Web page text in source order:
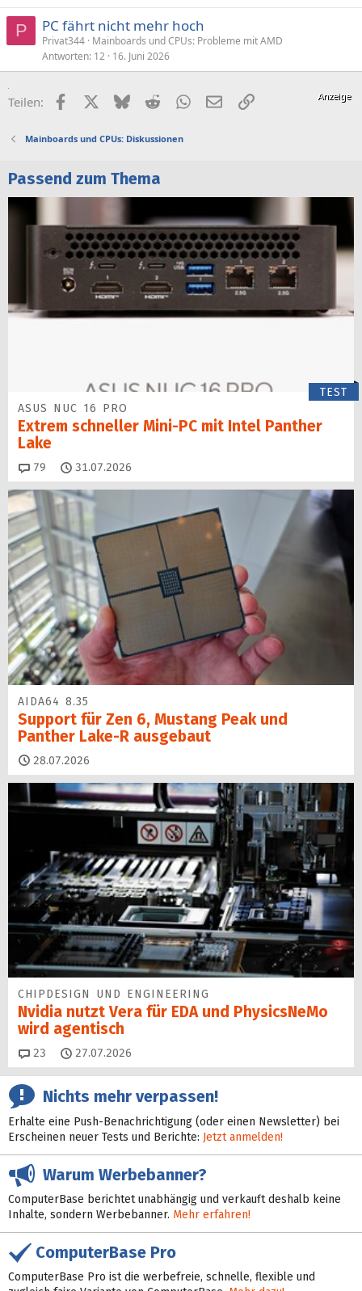
P PC fährt nicht mehr hoch
Privat344 Mainboards und CPUs: Probleme mit AMD
Antworten 12 16. Juni 2026
Teilen: FacebookX (Twitter)
BlueskyRedditWhatsApp
E-MailLink
Mainboards und CPUs: Diskussionen
Passend zum Thema
TEST
ASUS NUC 16 PRO
Extrem schneller Mini-PC mit Intel Panther
Lake
79 Kommentare
31.07.2026
AIDA64 8.35
Support für Zen 6, Mustang Peak und
Panther Lake-R ausgebaut
28.07.2026
CHIPDESIGN UND ENGINEERING
Nvidia nutzt Vera für EDA und PhysicsNeMo
wird agentisch
23 Kommentare
27.07.2026
Nichts mehr verpassen!
Erhalte eine Push-Benachrichtigung (oder einen Newsletter) bei
Erscheinen neuer Tests und Berichte: Jetzt anmelden!
Warum Werbebanner?
ComputerBase berichtet unabhängig und verkauft deshalb keine
Inhalte, sondern Werbebanner. Mehr erfahren!
ComputerBase Pro
ComputerBase Pro ist die werbefreie, schnelle, flexible und